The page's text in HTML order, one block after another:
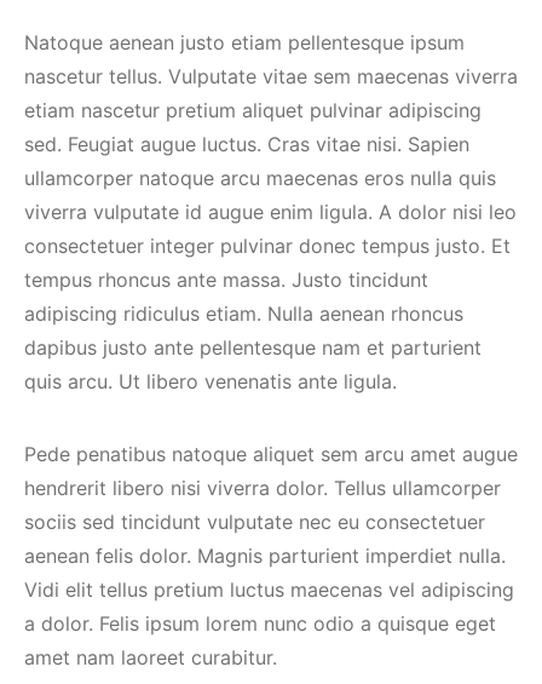
Natoque aenean justo etiam pellentesque ipsum
nascetur tellus. Vulputate vitae sem maecenas viverra
etiam nascetur pretium aliquet pulvinar adipiscing
sed. Feugiat augue luctus. Cras vitae nisi. Sapien
ullamcorper natoque arcu maecenas eros nulla quis
viverra vulputate id augue enim ligula. A dolor nisi leo
consectetuer integer pulvinar donec tempus justo. Et
tempus rhoncus ante massa. Justo tincidunt
adipiscing ridiculus etiam. Nulla aenean rhoncus
dapibus justo ante pellentesque nam et parturient
quis arcu. Ut libero venenatis ante ligula.
Pede penatibus natoque aliquet sem arcu amet augue
hendrerit libero nisi viverra dolor. Tellus ullamcorper
sociis sed tincidunt vulputate nec eu consectetuer
aenean felis dolor. Magnis parturient imperdiet nulla.
Vidi elit tellus pretium luctus maecenas vel adipiscing
a dolor. Felis ipsum lorem nunc odio a quisque eget
amet nam laoreet curabitur.